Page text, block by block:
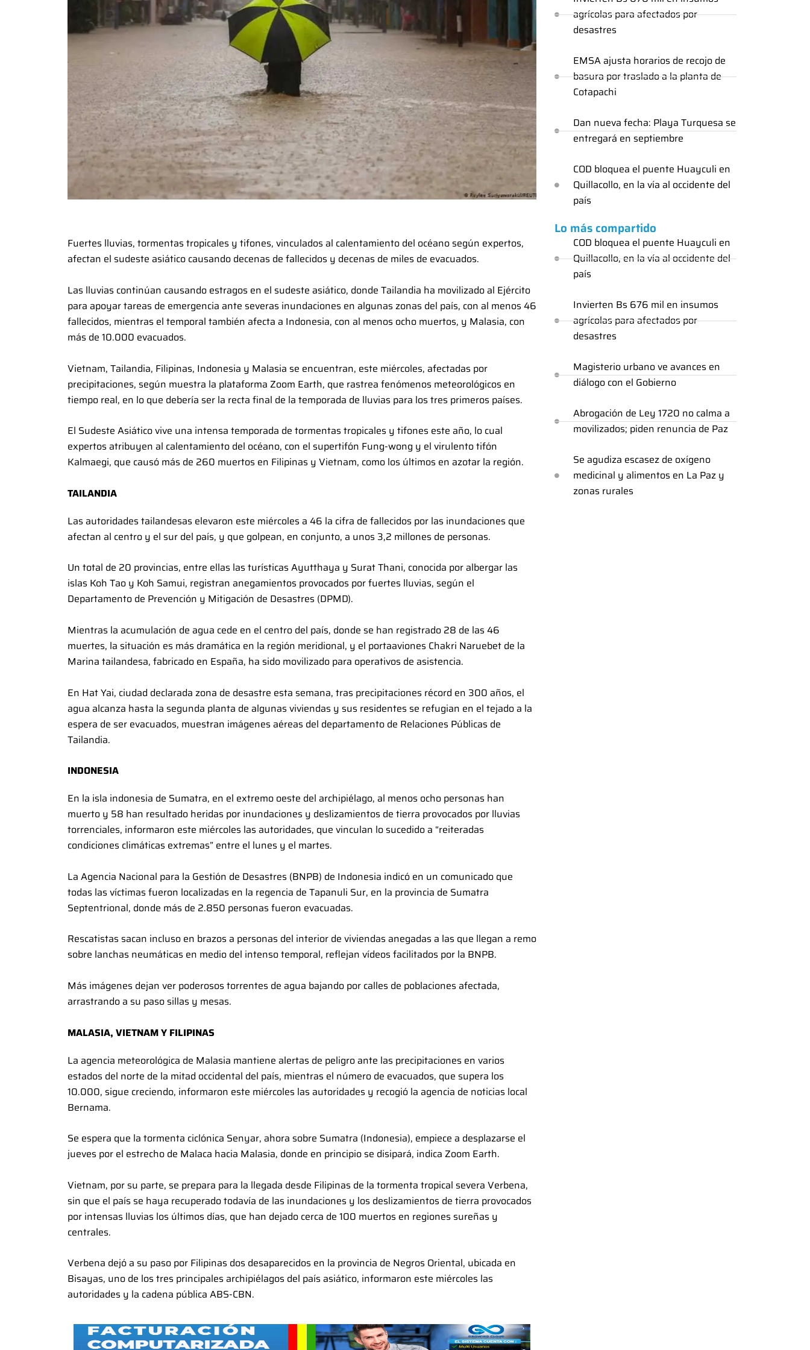
Fuertes lluvias, tormentas tropicales y tifones, vinculados al calentamiento del océano según expertos,
afectan el sudeste asiático causando decenas de fallecidos y decenas de miles de evacuados.
Las lluvias continúan causando estragos en el sudeste asiático, donde Tailandia ha movilizado al Ejército
para apoyar tareas de emergencia ante severas inundaciones en algunas zonas del país, con al menos 46
fallecidos, mientras el temporal también afecta a Indonesia, con al menos ocho muertos, y Malasia, con
más de 10.000 evacuados.
Vietnam, Tailandia, Filipinas, Indonesia y Malasia se encuentran, este miércoles, afectadas por
precipitaciones, según muestra la plataforma Zoom Earth, que rastrea fenómenos meteorológicos en
tiempo real, en lo que debería ser la recta final de la temporada de lluvias para los tres primeros países.
El Sudeste Asiático vive una intensa temporada de tormentas tropicales y tifones este año, lo cual
expertos atribuyen al calentamiento del océano, con el supertifón Fung-wong y el virulento tifón
Kalmaegi, que causó más de 260 muertos en Filipinas y Vietnam, como los últimos en azotar la región.
TAILANDIA
Las autoridades tailandesas elevaron este miércoles a 46 la cifra de fallecidos por las inundaciones que
afectan al centro y el sur del país, y que golpean, en conjunto, a unos 3,2 millones de personas.
Un total de 20 provincias, entre ellas las turísticas Ayutthaya y Surat Thani, conocida por albergar las
islas Koh Tao y Koh Samui, registran anegamientos provocados por fuertes lluvias, según el
Departamento de Prevención y Mitigación de Desastres (DPMD).
Mientras la acumulación de agua cede en el centro del país, donde se han registrado 28 de las 46
muertes, la situación es más dramática en la región meridional, y el portaaviones Chakri Naruebet de la
Marina tailandesa, fabricado en España, ha sido movilizado para operativos de asistencia.
En Hat Yai, ciudad declarada zona de desastre esta semana, tras precipitaciones récord en 300 años, el
agua alcanza hasta la segunda planta de algunas viviendas y sus residentes se refugian en el tejado a la
espera de ser evacuados, muestran imágenes aéreas del departamento de Relaciones Públicas de
Tailandia.
INDONESIA
En la isla indonesia de Sumatra, en el extremo oeste del archipiélago, al menos ocho personas han
muerto y 58 han resultado heridas por inundaciones y deslizamientos de tierra provocados por lluvias
torrenciales, informaron este miércoles las autoridades, que vinculan lo sucedido a “reiteradas
condiciones climáticas extremas” entre el lunes y el martes.
La Agencia Nacional para la Gestión de Desastres (BNPB) de Indonesia indicó en un comunicado que
todas las víctimas fueron localizadas en la regencia de Tapanuli Sur, en la provincia de Sumatra
Septentrional, donde más de 2.850 personas fueron evacuadas.
Rescatistas sacan incluso en brazos a personas del interior de viviendas anegadas a las que llegan a remo
sobre lanchas neumáticas en medio del intenso temporal, reflejan vídeos facilitados por la BNPB.
Más imágenes dejan ver poderosos torrentes de agua bajando por calles de poblaciones afectada,
arrastrando a su paso sillas y mesas.
MALASIA, VIETNAM Y FILIPINAS
La agencia meteorológica de Malasia mantiene alertas de peligro ante las precipitaciones en varios
estados del norte de la mitad occidental del país, mientras el número de evacuados, que supera los
10.000, sigue creciendo, informaron este miércoles las autoridades y recogió la agencia de noticias local
Bernama.
Se espera que la tormenta ciclónica Senyar, ahora sobre Sumatra (Indonesia), empiece a desplazarse el
jueves por el estrecho de Malaca hacia Malasia, donde en principio se disipará, indica Zoom Earth.
Vietnam, por su parte, se prepara para la llegada desde Filipinas de la tormenta tropical severa Verbena,
sin que el país se haya recuperado todavía de las inundaciones y los deslizamientos de tierra provocados
por intensas lluvias los últimos días, que han dejado cerca de 100 muertos en regiones sureñas y
centrales.
Verbena dejó a su paso por Filipinas dos desaparecidos en la provincia de Negros Oriental, ubicada en
Bisayas, uno de los tres principales archipiélagos del país asiático, informaron este miércoles las
autoridades y la cadena pública ABS-CBN.
agrícolas para afectados por
desastres
EMSA ajusta horarios de recojo de
basura por traslado a la planta de
Cotapachi
Dan nueva fecha: Playa Turquesa se
entregará en septiembre
COD bloquea el puente Huayculi en
Quillacollo, en la vía al occidente del
país
Lo más compartido
COD bloquea el puente Huayculi en
Quillacollo, en la vía al occidente del
país
Invierten Bs 676 mil en insumos
agrícolas para afectados por
desastres
Magisterio urbano ve avances en
diálogo con el Gobierno
Abrogación de Ley 1720 no calma a
movilizados; piden renuncia de Paz
Se agudiza escasez de oxígeno
medicinal y alimentos en La Paz y
zonas rurales